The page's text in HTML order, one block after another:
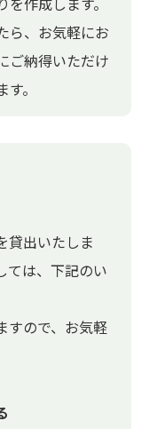
ら、お気軽にお
ご納得いただけ
。
貸出いたしま
ては、下記のい
すので、お気軽